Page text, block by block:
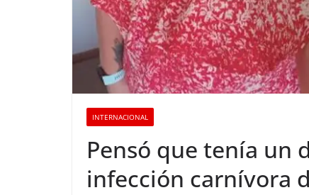
INTERNACIONAL
Pensó que tenía un
infección carnívora